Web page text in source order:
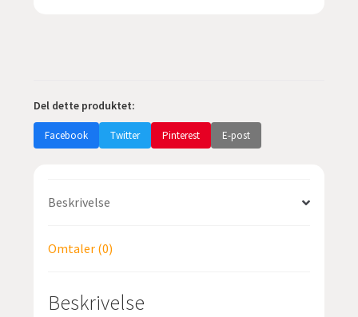
Del dette produktet:
Facebook Twitter Pinterest E-post
Beskrivelse
Omtaler (0)
Beskrivelse